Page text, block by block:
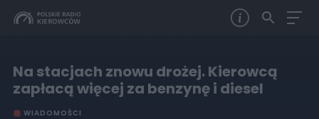
Na stacjach znowu drożej. Kierowcą
zapłacą więcej za benzynę i diesel
WIADOMOŚCI